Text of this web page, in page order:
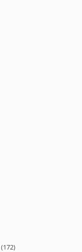
(172)